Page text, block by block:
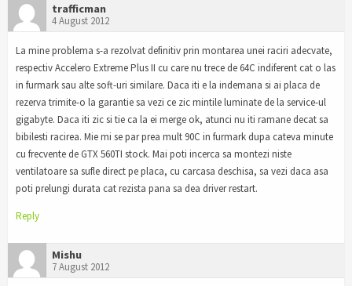
trafficman
4 August 2012
La mine problema s-a rezolvat definitiv prin montarea unei raciri adecvate,
respectiv Accelero Extreme Plus II cu care nu trece de 64C indiferent cat o las
in furmark sau alte soft-uri similare. Daca iti e la indemana si ai placa de
rezerva trimite-o la garantie sa vezi ce zic mintile luminate de la service-ul
gigabyte. Daca iti zic si tie ca la ei merge ok, atunci nu iti ramane decat sa
bibilesti racirea. Mie mi se par prea mult 90C in furmark dupa cateva minute
cu frecvente de GTX 560TI stock. Mai poti incerca sa montezi niste
ventilatoare sa sufle direct pe placa, cu carcasa deschisa, sa vezi daca asa
poti prelungi durata cat rezista pana sa dea driver restart.
Reply
Mishu
7 August 2012